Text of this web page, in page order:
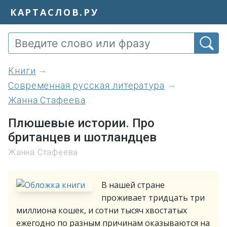
КАРТАСЛОВ.РУ
книги
Современная русская литература
Жанна Стафеева
Плюшевые истории. Про
британцев и шотландцев
Жанна Стафеева
В нашей стране
проживает тридцать три
миллиона кошек, и сотни тысяч хвостатых
ежегодно по разным причинам оказываются на